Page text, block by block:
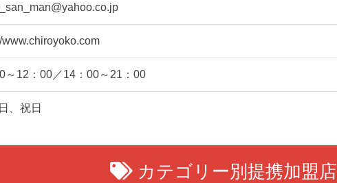
www.chiroyoko.com
～12：00／14：00～21：00
、祝日
カテゴリー別提携加盟店